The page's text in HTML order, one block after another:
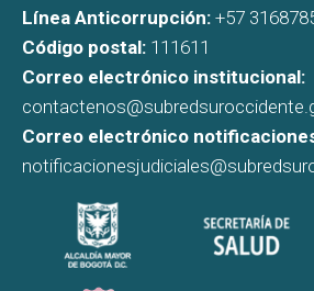
Línea Anticorrupción: +57
Código postal: 111611
Correo electrónico institucional:
Correo electrónico